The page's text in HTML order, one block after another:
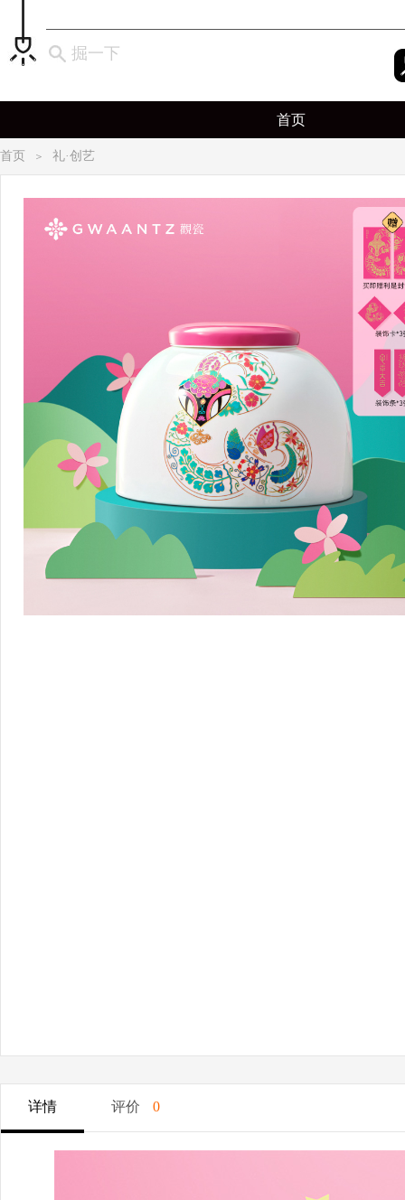
掘一下
首页
首页 ＞ 礼·创艺
详情 评价 0